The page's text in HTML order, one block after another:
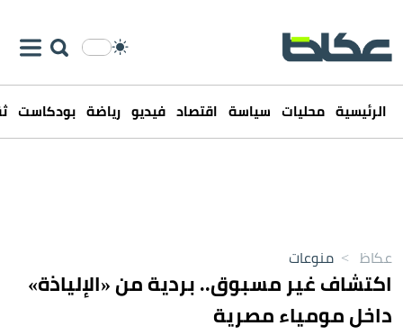
الرئيسية محليات سياسة اقتصاد فيديو رياضة بودكاست
عكاظ > منوعات
اكتشاف غير مسبوق.. بردية من «الإلياذة»
داخل مومياء مصرية